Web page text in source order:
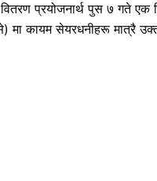
प्रयोजनार्थ पुस ७ गते
कायम सेयरधनीहरू मात्रै उक्त